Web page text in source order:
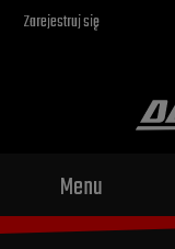
Zarejestruj się
Menu